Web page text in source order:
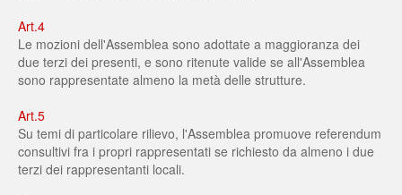
Art.4
Le mozioni dell'Assemblea sono adottate a maggioranza dei
due terzi dei presenti, e sono ritenute valide se all'Assemblea
sono rappresentate almeno la metà delle strutture.
Art.5
Su temi di particolare rilievo, l'Assemblea promuove referendum
consultivi fra i propri rappresentati se richiesto da almeno i due
terzi dei rappresentanti locali.